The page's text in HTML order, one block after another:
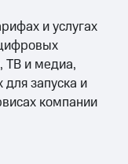
и услугах
ТВ и медиа,
запуска и
компании